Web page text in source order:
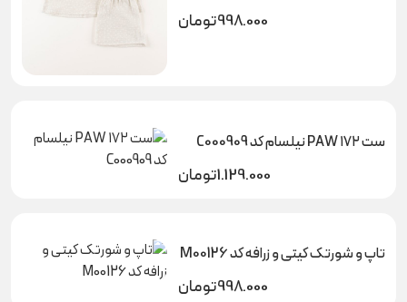
998.000تومان
ست PAW ۱۷۲ نیلسام کد C000909
1.129.000تومان
تاپ و شورتک کیتی و زرافه کد M00126
998.000تومان